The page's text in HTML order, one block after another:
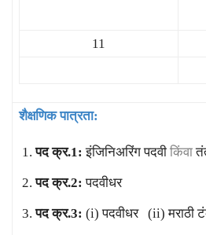
11
शैक्षणिक पात्रता:
पद क्र.1: इंजिनिअरिंग पदवी किंवा
पद क्र.2: पदवीधर
पद क्र.3: (i) पदवीधर (ii) मराठी